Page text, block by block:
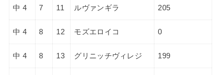
中 4 7 11 ルヴァンギラ 205
中 4 8 12 モズエロイコ 0
中 4 8 13 グリニッチヴィレジ 199